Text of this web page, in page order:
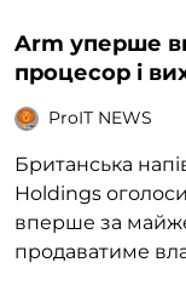
Arm уперше
процесор і
ProIT NEWS
Британська
Holdings
вперше за
продаватиме